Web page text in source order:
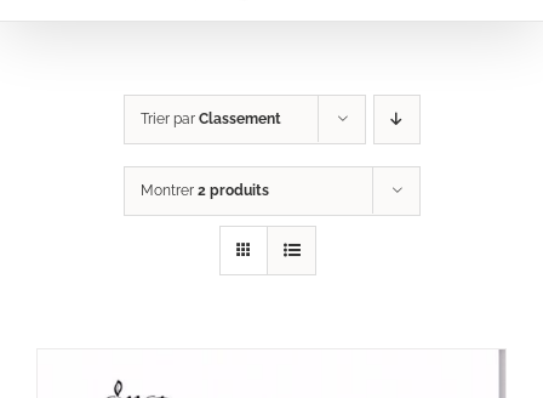
Trier par Classement
Montrer 2 produits